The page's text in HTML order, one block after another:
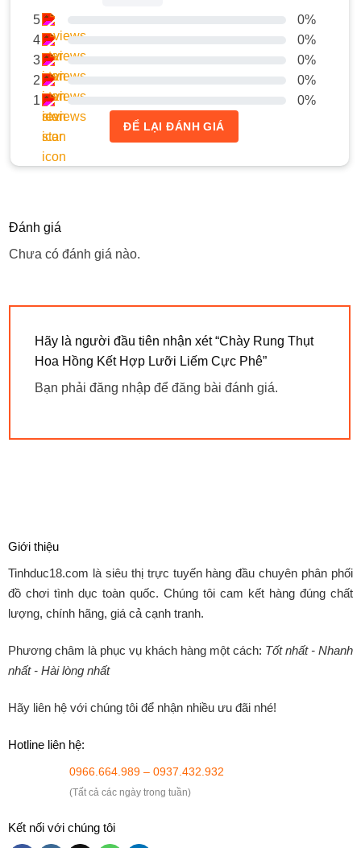
5
0%
4
0%
3
0%
2
0%
1
0%
ĐỂ LẠI ĐÁNH GIÁ
Đánh giá
Chưa có đánh giá nào.
Hãy là người đầu tiên nhận xét “Chày Rung Thụt
Hoa Hồng Kết Hợp Lưỡi Liếm Cực Phê”
Bạn phải đăng nhập để đăng bài đánh giá.
Giới thiệu
Tinhduc18.com là siêu thị trực tuyến hàng đầu chuyên phân phối
đồ chơi tình dục toàn quốc. Chúng tôi cam kết hàng đúng chất
lượng, chính hãng, giá cả cạnh tranh.
Phương châm là phục vụ khách hàng một cách: Tốt nhất - Nhanh
nhất - Hài lòng nhất
Hãy liên hệ với chúng tôi để nhận nhiều ưu đãi nhé!
Hotline liên hệ:
0966.664.989 – 0937.432.932
(Tất cả các ngày trong tuần)
Kết nối với chúng tôi